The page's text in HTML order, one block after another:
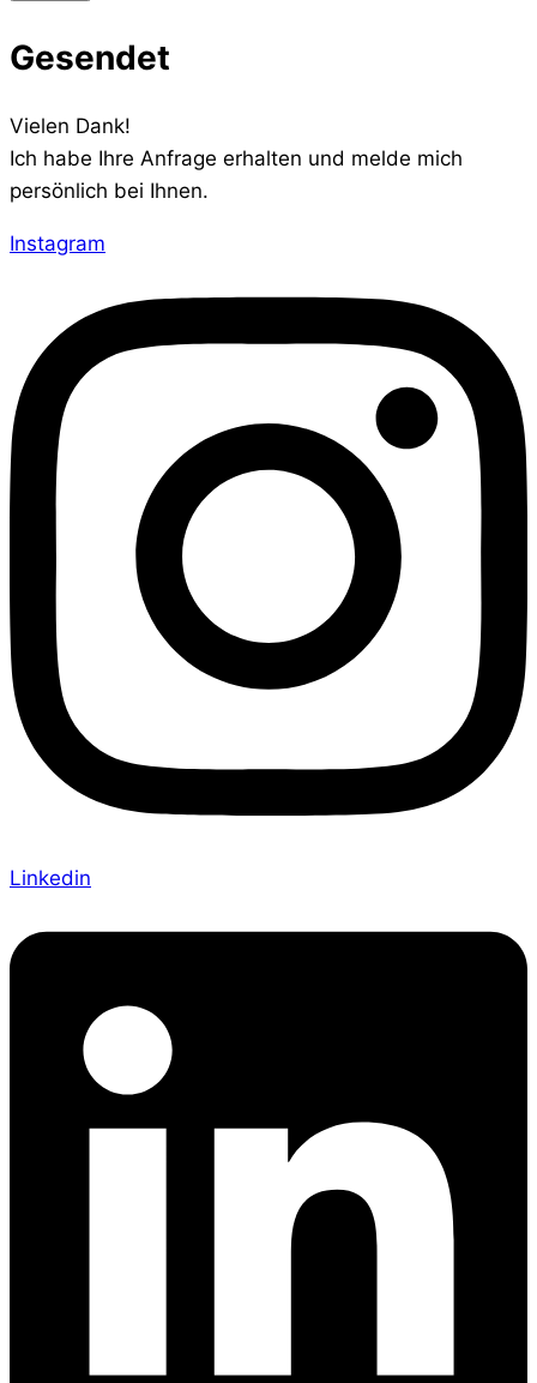
Gesendet
Vielen Dank!
Ich habe Ihre Anfrage erhalten und melde mich
persönlich bei Ihnen.
Instagram
Linkedin